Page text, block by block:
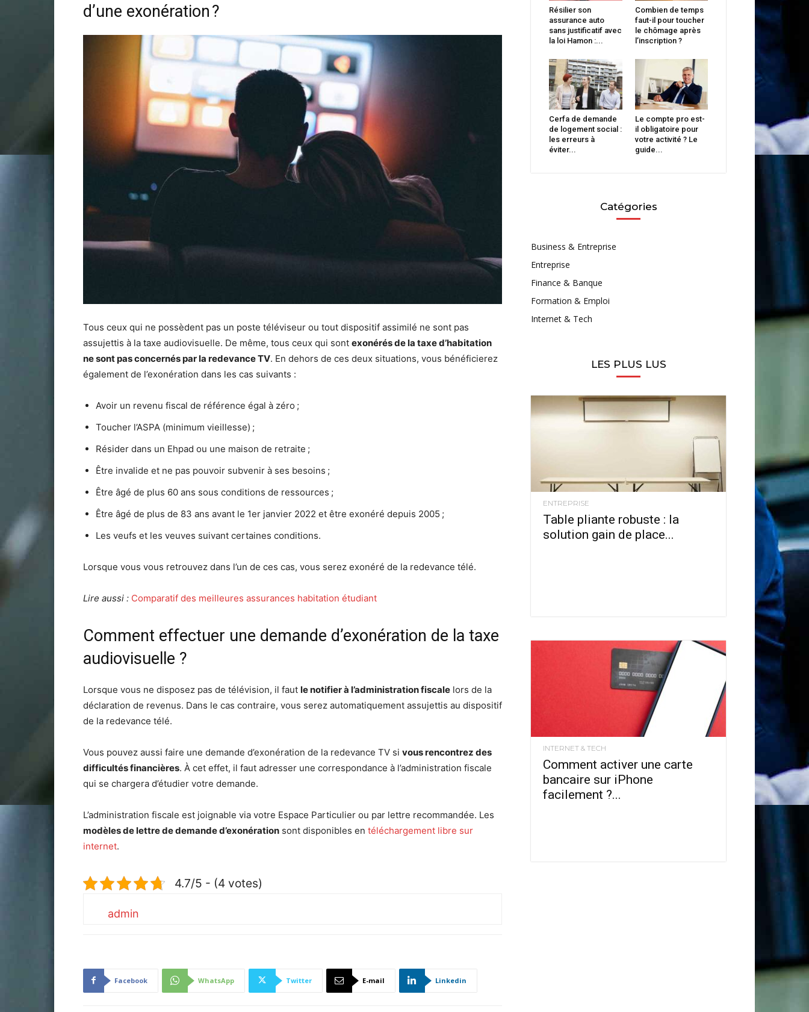
d’une exonération ?
Tous ceux qui ne possèdent pas un poste téléviseur ou tout dispositif assimilé ne sont pas
assujettis à la taxe audiovisuelle. De même, tous ceux qui sont exonérés de la taxe d’habitation
ne sont pas concernés par la redevance TV. En dehors de ces deux situations, vous bénéficierez
également de l’exonération dans les cas suivants :
Avoir un revenu fiscal de référence égal à zéro ;
Toucher l’ASPA (minimum vieillesse) ;
Résider dans un Ehpad ou une maison de retraite ;
Être invalide et ne pas pouvoir subvenir à ses besoins ;
Être âgé de plus 60 ans sous conditions de ressources ;
Être âgé de plus de 83 ans avant le 1er janvier 2022 et être exonéré depuis 2005 ;
Les veufs et les veuves suivant certaines conditions.
Lorsque vous vous retrouvez dans l’un de ces cas, vous serez exonéré de la redevance télé.
Lire aussi : Comparatif des meilleures assurances habitation étudiant
Comment effectuer une demande d’exonération de la taxe
audiovisuelle ?
Lorsque vous ne disposez pas de télévision, il faut le notifier à l’administration fiscale lors de la
déclaration de revenus. Dans le cas contraire, vous serez automatiquement assujettis au dispositif
de la redevance télé.
Vous pouvez aussi faire une demande d’exonération de la redevance TV si vous rencontrez des
difficultés financières. À cet effet, il faut adresser une correspondance à l’administration fiscale
qui se chargera d’étudier votre demande.
L’administration fiscale est joignable via votre Espace Particulier ou par lettre recommandée. Les
modèles de lettre de demande d’exonération sont disponibles en téléchargement libre sur
internet.
4.7/5 - (4 votes)
admin
Facebook WhatsApp Twitter E-mail Linkedin
Résilier son
assurance auto
sans justificatif avec
la loi Hamon :...
Combien de temps
faut-il pour toucher
le chômage après
l’inscription ?
Cerfa de demande
de logement social :
les erreurs à
éviter...
Le compte pro est-
il obligatoire pour
votre activité ? Le
guide...
Catégories
Business & Entreprise
Entreprise
Finance & Banque
Formation & Emploi
Internet & Tech
LES PLUS LUS
ENTREPRISE
Table pliante robuste : la
solution gain de place...
INTERNET & TECH
Comment activer une carte
bancaire sur iPhone
facilement ?...